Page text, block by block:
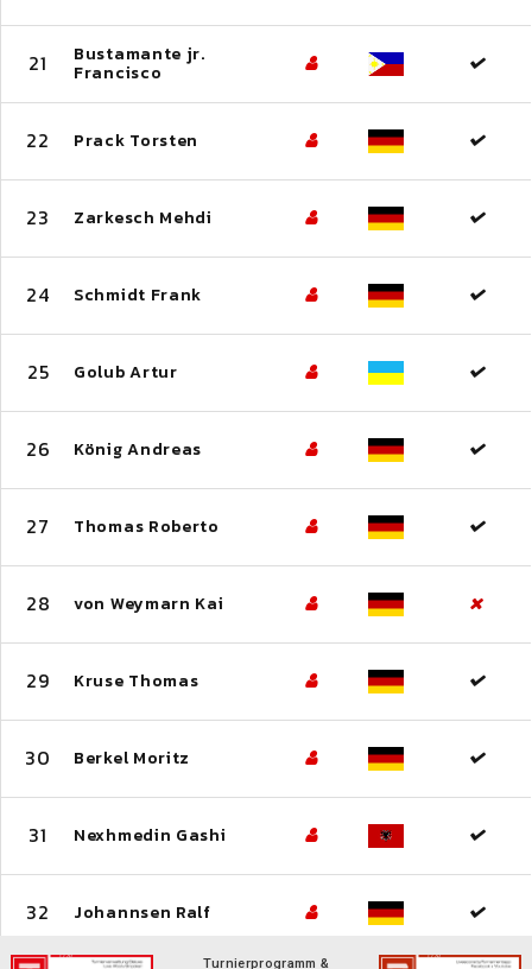
21 Bustamante jr.
Francisco
22 Prack Torsten
23 Zarkesch Mehdi
24 Schmidt Frank
25 Golub Artur
26 König Andreas
27 Thomas Roberto
28 von Weymarn Kai
29 Kruse Thomas
30 Berkel Moritz
31 Nexhmedin Gashi
32 Johannsen Ralf
Turnierprogramm &